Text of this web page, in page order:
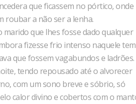
que ficassem no pórtico, onde
roubar a não ser a lenha.
que lhes fosse dado qualquer
fizesse frio intenso naquele
que fossem vagabundos e ladrões.
tendo repousado até o alvorecer
com um sono breve e sóbrio, só
calor divino e cobertos com o